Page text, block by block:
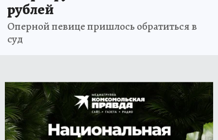
рублей
Оперной певице пришлось обратиться в
суд